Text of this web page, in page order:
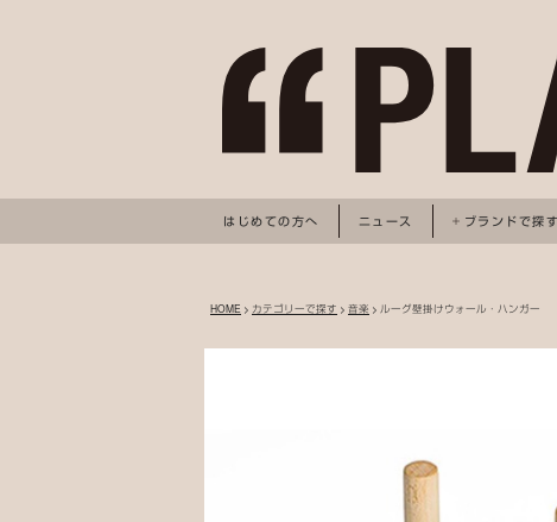
はじめての方へ ニュース ブランドで探す
HOME > カテゴリーで探す > 音楽 > ルーグ壁掛けウォール・ハンガー